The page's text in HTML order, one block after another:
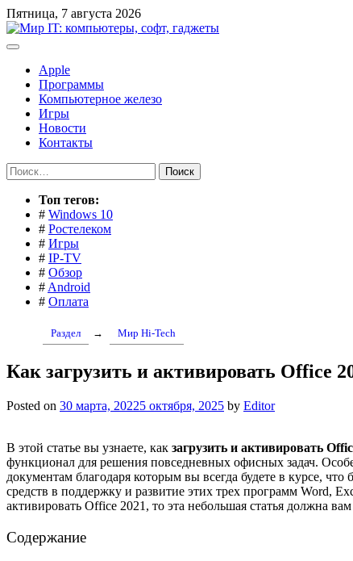
Перейти
к
содержимому
Пятница, 7 августа 2026
Apple
Программы
Компьютерное железо
Игры
Новости
Контакты
Найти:
Toп тегов:
# Windows 10
# Ростелеком
# Игры
# IP-TV
# Обзор
# Android
# Оплата
Раздел → Мир Hi-Tech
Как загрузить и активировать Office
Posted on 30 марта, 20225 октября, 2025 by Editor
В этой статье вы узнаете, как загрузить и активировать
функционал для решения повседневных офисных задач.
документам благодаря которым вы всегда будете в курсе,
средств в поддержку и развитие этих трех программ Word,
активировать Office 2021, то эта небольшая статья должна
Содержание